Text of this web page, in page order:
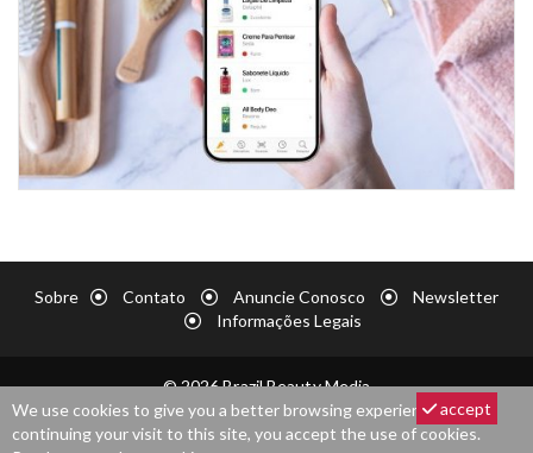
Sobre Contato Anuncie Conosco
Newsletter
Informações Legais
© 2026 Brazil Beauty Media
We use cookies to give you a better browsing experience. By
continuing your visit to this site, you accept the use of cookies.
accept